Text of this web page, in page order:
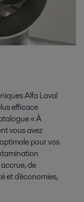
Alfa Laval
efficace
« À
vous avez
pour vos
de
et d'économies,